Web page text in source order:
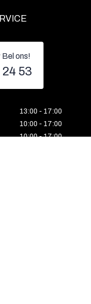
Bel ons!
53
13:00 - 17:00
10:00 - 17:00
10:00 - 17:00